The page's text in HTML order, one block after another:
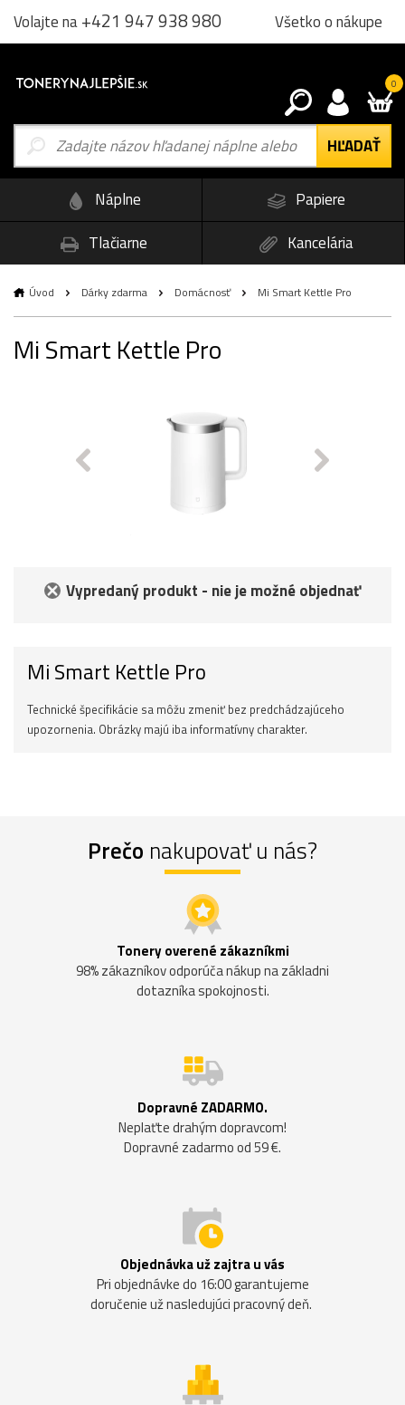
Volajte na+421 947 938 980 Všetko o nákupe
0
Náplne
Papiere
Tlačiarne
Kancelária
Úvod Dárky zdarma Domácnosť Mi Smart Kettle Pro
Mi Smart Kettle Pro
Vypredaný produkt - nie je možné objednať
Mi Smart Kettle Pro
Technické špecifikácie sa môžu zmeniť bez predchádzajúceho
upozornenia. Obrázky majú iba informatívny charakter.
Prečo nakupovať u nás?
Tonery overené zákazníkmi
98% zákazníkov odporúča nákup na základni
dotazníka spokojnosti.
Dopravné ZADARMO.
Neplaťte drahým dopravcom!
Dopravné zadarmo od 59 €.
Objednávka už zajtra u vás
Pri objednávke do 16:00 garantujeme
doručenie už nasledujúci pracovný deň.